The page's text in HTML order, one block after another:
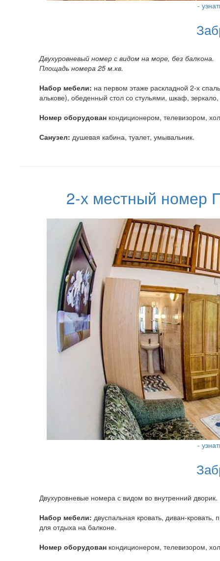
-
Двухуровневый номер с видом на море, без балкона.
Площадь номера 25 м.кв.
Набор мебели: на первом этаже раскладной 2-х
алькове), обеденный стол со стульями, шкаф,
Номер оборудован кондиционером, телевизором,
Санузел: душевая кабина, туалет, умывальник.
2-х местный
-
Двухуровневые номера с видом во внутренний дворик.
Набор мебели: двуспальная кровать, диван-
для отдыха на балконе.
Номер оборудован кондиционером, телевизором,